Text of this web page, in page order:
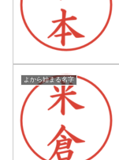
よから始まる名字